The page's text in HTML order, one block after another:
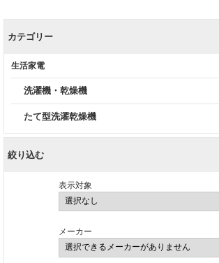
カテゴリー
生活家電
洗濯機・乾燥機
たて型洗濯乾燥機
絞り込む
表示対象
メーカー